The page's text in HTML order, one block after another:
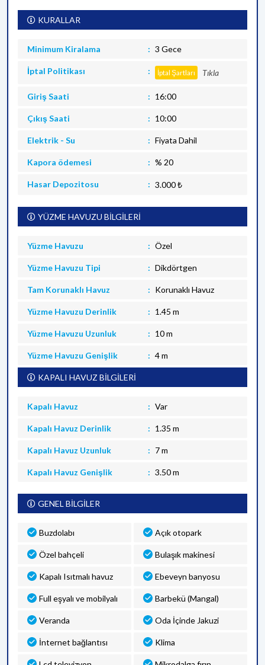
KURALLAR
Minimum Kiralama 3 Gece
İptal Politikası İptal Şartları Tıkla
Giriş Saati 16:00
Çıkış Saati 10:00
Elektrik - Su Fiyata Dahil
Kapora ödemesi % 20
Hasar Depozitosu 3.000 ₺
YÜZME HAVUZU BİLGİLERİ
Yüzme Havuzu Özel
Yüzme Havuzu Tipi Dikdörtgen
Tam Korunaklı Havuz Korunaklı Havuz
Yüzme Havuzu Derinlik 1.45 m
Yüzme Havuzu Uzunluk 10 m
Yüzme Havuzu Genişlik 4 m
KAPALI HAVUZ BİLGİLERİ
Kapalı Havuz Var
Kapalı Havuz Derinlik 1.35 m
Kapalı Havuz Uzunluk 7 m
Kapalı Havuz Genişlik 3.50 m
GENEL BİLGİLER
Buzdolabı Açık otopark
Özel bahçeli Bulaşık makinesi
Kapalı Isıtmalı havuz Ebeveyn banyosu
Full eşyalı ve mobilyalı Barbekü (Mangal)
Veranda Oda İçinde Jakuzi
İnternet bağlantısı Klima